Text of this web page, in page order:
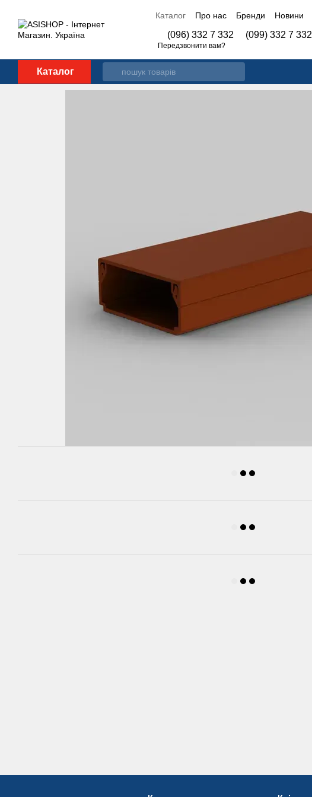
Каталог Про нас Бренди Новини
(096) 332 7 332 (099) 332 7 332
Передзвонити вам?
Каталог